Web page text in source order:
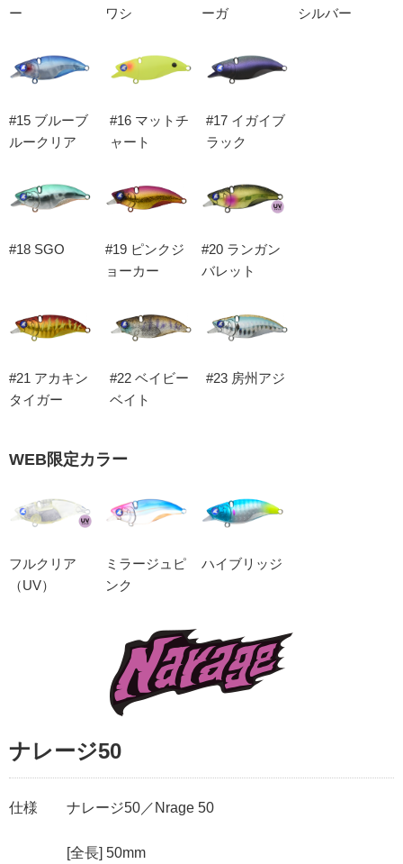
ー
ワシ
ーガ
シルバー
#15 ブルーブ
ルークリア
#16 マットチ
ャート
#17 イガイブ
ラック
#18 SGO
#19 ピンクジ
ョーカー
#20 ランガン
バレット
#21 アカキン
タイガー
#22 ベイビー
ベイト
#23 房州アジ
WEB限定カラー
フルクリア
（UV）
ミラージュピ
ンク
ハイブリッジ
ナレージ50
仕様 ナレージ50／Nrage 50
[全長] 50mm